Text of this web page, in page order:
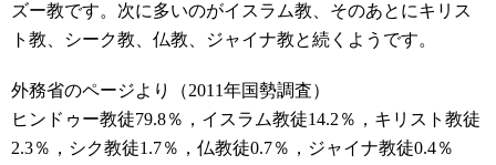
ズー教です。次に多いのがイスラム教、そのあとにキリス
ト教、シーク教、仏教、ジャイナ教と続くようです。
外務省のページより（2011年国勢調査）
ヒンドゥー教徒79.8％，イスラム教徒14.2％，キリスト教徒
2.3％，シク教徒1.7％，仏教徒0.7％，ジャイナ教徒0.4％